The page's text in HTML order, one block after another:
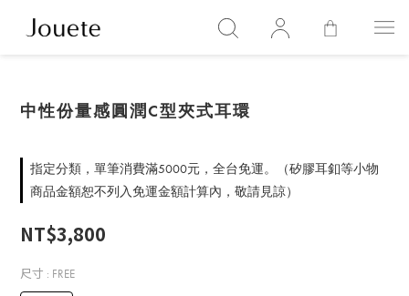
中性份量感圓潤C型夾式耳環
指定分類，單筆消費滿5000元，全台免運。（矽膠耳釦等小物
商品金額恕不列入免運金額計算內，敬請見諒）
NT$3,800
尺寸 : FREE